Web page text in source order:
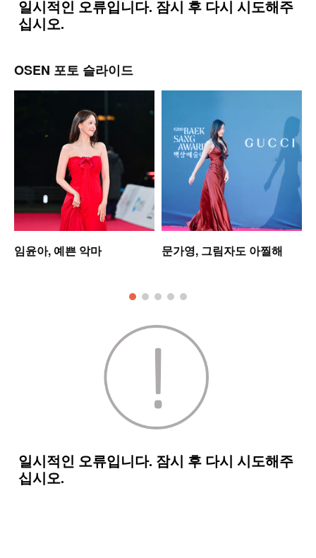
OSEN 포토 슬라이드
임윤아, 예쁜 악마 문가영, 그림자도 아찔해